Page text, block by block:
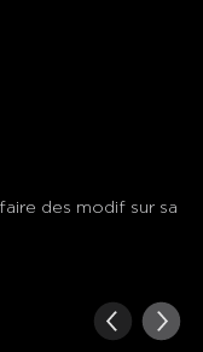
des modif sur sa